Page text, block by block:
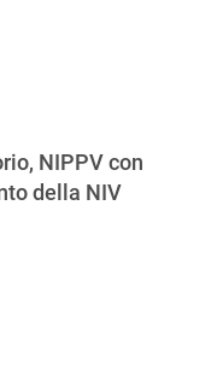
NIPPV con
della NIV